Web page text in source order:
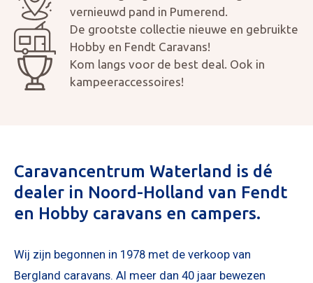
vernieuwd pand in Pumerend.
De grootste collectie nieuwe en gebruikte
Hobby en Fendt Caravans!
Kom langs voor de best deal. Ook in
kampeeraccessoires!
Caravancentrum Waterland is dé
dealer in Noord-Holland van Fendt
en Hobby caravans en campers.
Wij zijn begonnen in 1978 met de verkoop van
Bergland caravans. Al meer dan 40 jaar bewezen